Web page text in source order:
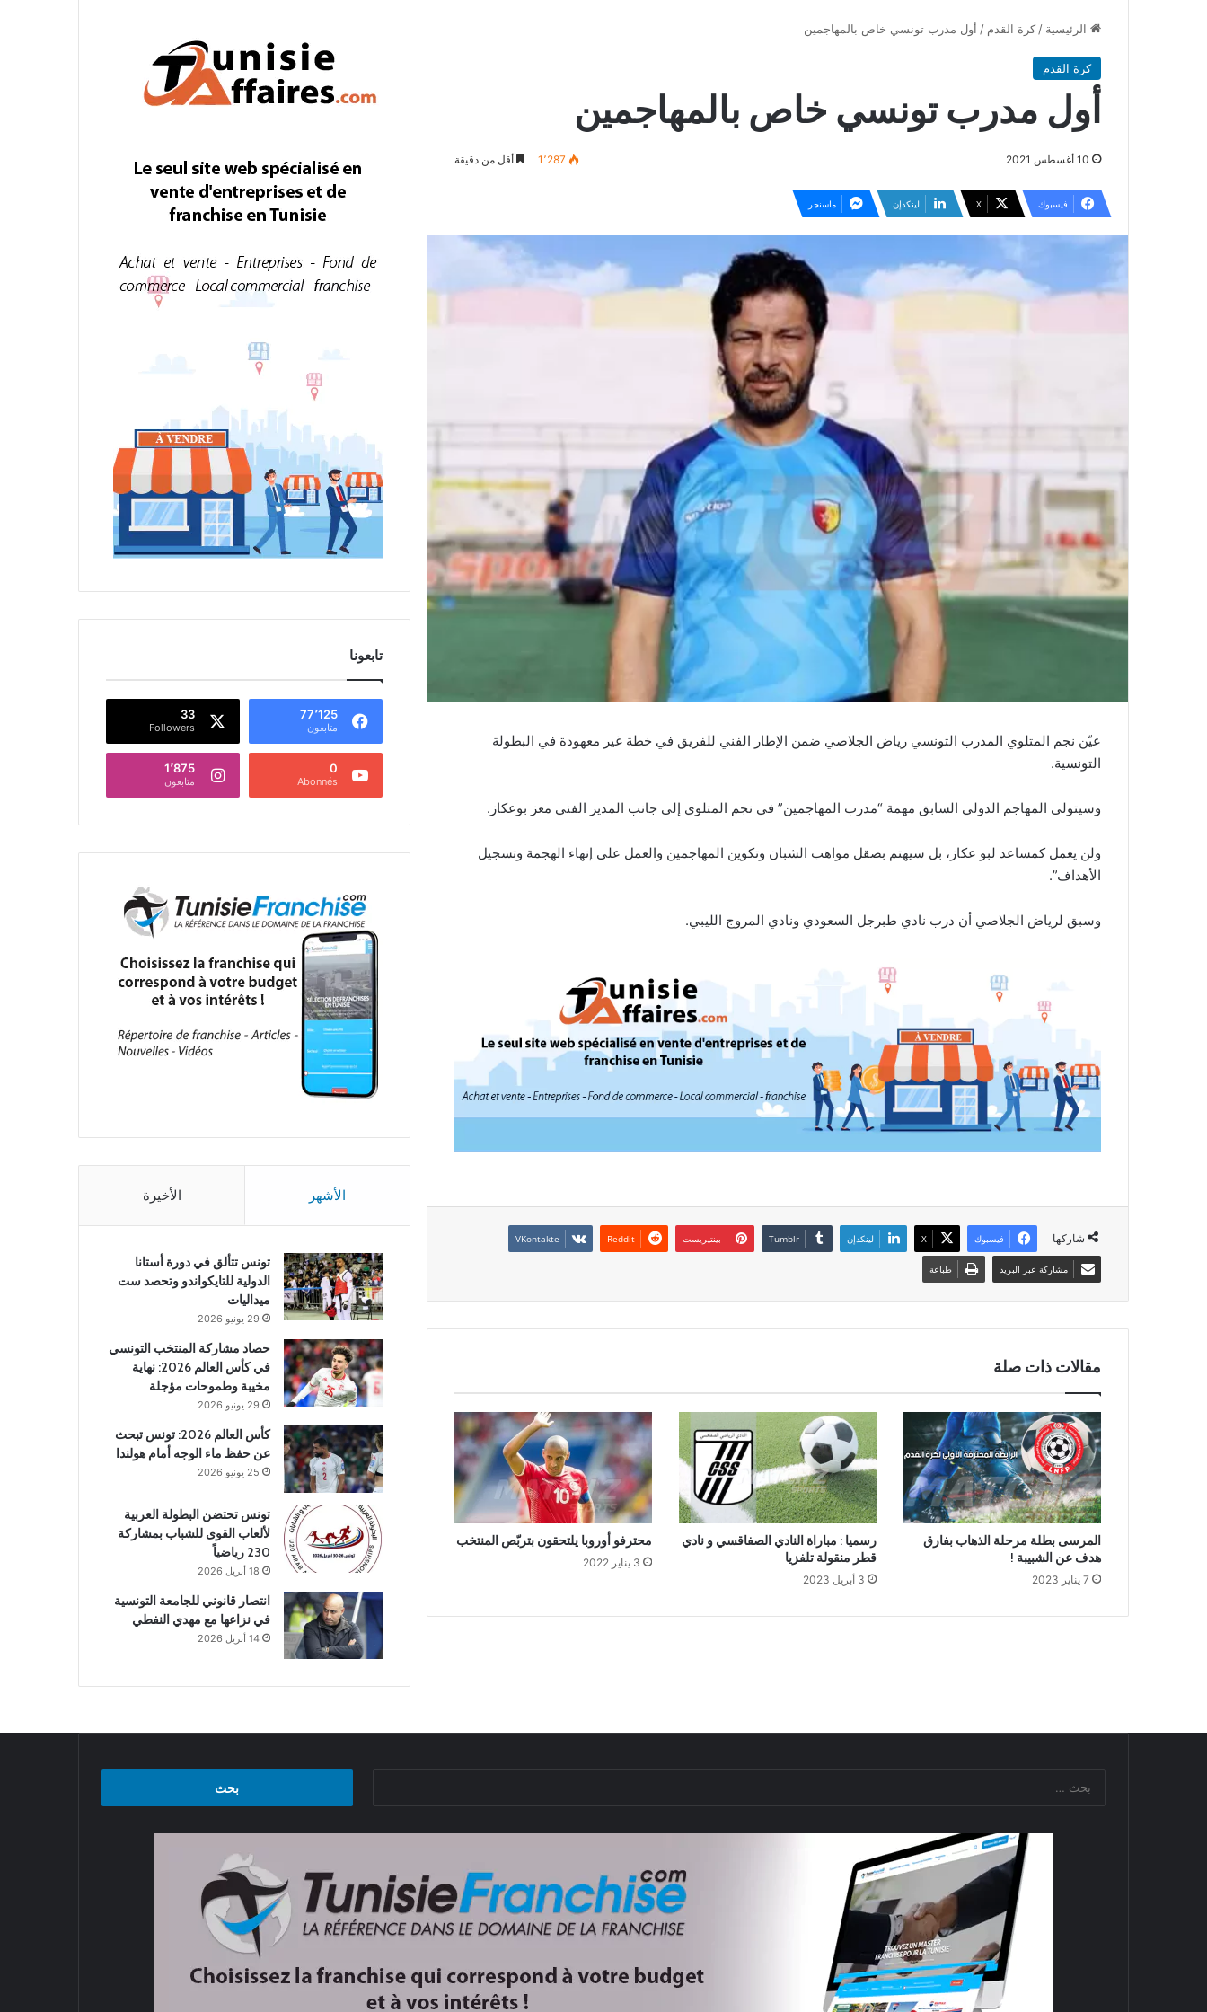
الرئيسية / كرة القدم / أول مدرب تونسي خاص بالمهاجمين
كرة القدم
أول مدرب تونسي خاص بالمهاجمين
10 أغسطس 2021 1٬287 أقل من دقيقة
فيسبوك ‫X لينكدإن ماسنجر
عيّن نجم المتلوي المدرب التونسي رياض الجلاصي ضمن الإطار الفني للفريق في خطة غير معهودة في البطولة
التونسية.
وسيتولى المهاجم الدولي السابق مهمة “مدرب المهاجمين” في نجم المتلوي إلى جانب المدير الفني معز بوعكاز.
ولن يعمل كمساعد لبو عكاز، بل سيهتم بصقل مواهب الشبان وتكوين المهاجمين والعمل على إنهاء الهجمة وتسجيل
الأهداف”.
وسبق لرياض الجلاصي أن درب نادي طبرجل السعودي ونادي المروج الليبي.
شاركها فيسبوك ‫X لينكدإن بينتيريست
مشاركة عبر البريد طباعة
مقالات ذات صلة
المرسى بطلة مرحلة الذهاب بفارق
هدف عن الشبيبة !
7 يناير 2023
رسميا : مباراة النادي الصفاقسي و نادي
قطر منقولة تلفزيا
3 أبريل 2023
محترفو أوروبا يلتحقون بتربّص المنتخب
3 يناير 2022
تابعونا
77٬125
متابعون
33
Followers
0
Abonnés
1٬875
متابعون
الأشهر الأخيرة
تونس تتألق في دورة أستانا
الدولية للتايكواندو وتحصد ست
ميداليات
29 يونيو 2026
حصاد مشاركة المنتخب التونسي
في كأس العالم 2026: نهاية
مخيبة وطموحات مؤجلة
29 يونيو 2026
كأس العالم 2026: تونس تبحث
عن حفظ ماء الوجه أمام هولندا
25 يونيو 2026
تونس تحتضن البطولة العربية
لألعاب القوى للشباب بمشاركة
230 رياضياً
18 أبريل 2026
انتصار قانوني للجامعة التونسية
في نزاعها مع مهدي النفطي
14 أبريل 2026